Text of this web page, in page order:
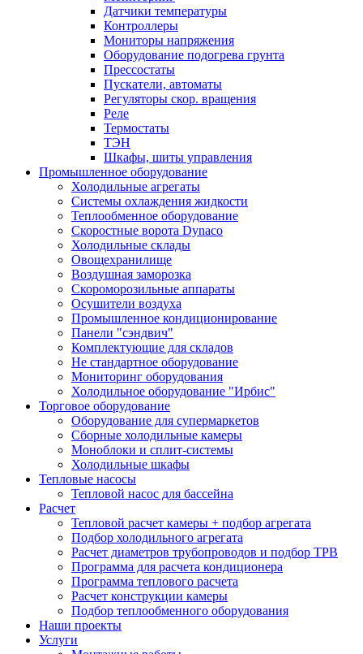
Датчики температуры
Контроллеры
Мониторы напряжения
Оборудование подогрева грунта
Прессостаты
Пускатели, автоматы
Регуляторы скор. вращения
Реле
Термостаты
ТЭН
Шкафы, шиты управления
Промышленное оборудование
Холодильные агрегаты
Системы охлаждения жидкости
Теплообменное оборудование
Скоростные ворота Dynaco
Холодильные склады
Овощехранилище
Воздушная заморозка
Скороморозильные аппараты
Осушители воздуха
Промышленное кондиционирование
Панели "сэндвич"
Комплектующие для складов
Не стандартное оборудование
Мониторинг оборудования
Холодильное оборудование "Ирбис"
Торговое оборудование
Оборудование для супермаркетов
Сборные холодильные камеры
Моноблоки и сплит-системы
Холодильные шкафы
Тепловые насосы
Тепловой насос для бассейна
Расчет
Тепловой расчет камеры + подбор агрегата
Подбор холодильного агрегата
Расчет диаметров трубопроводов и подбор ТРВ
Программа для расчета кондиционера
Программа теплового расчета
Расчет конструкции камеры
Подбор теплообменного оборудования
Наши проекты
Услуги